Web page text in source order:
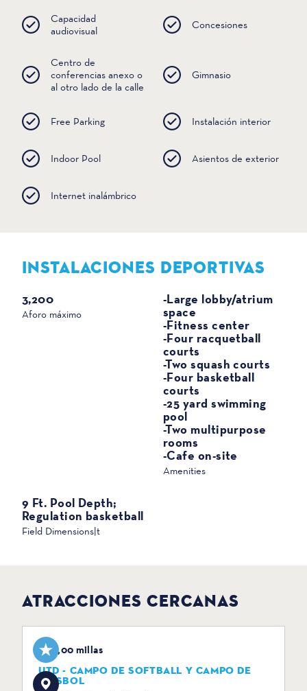
Capacidad
audiovisual
Concesiones
Centro de
conferencias anexo o
al otro lado de la calle
Gimnasio
Free Parking Instalación interior
Indoor Pool Asientos de exterior
Internet inalámbrico
INSTALACIONES DEPORTIVAS
DEPORTES
Aforo máximo
3,200
Amenities
-Large lobby/atrium
space
-Fitness center
-Four racquetball
courts
-Two squash courts
-Four basketball
courts
-25 yard swimming
pool
-Two multipurpose
rooms
-Cafe on-site
Field Dimensions|t
9 Ft. Pool Depth;
Regulation basketball
ATRACCIONES CERCANAS
0,00 millas
UTD - CAMPO DE SOFTBALL Y CAMPO DE
BÉISBOL